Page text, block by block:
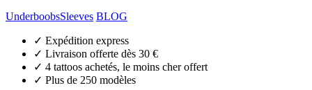
UnderboobsSleeves BLOG
✓ Expédition express
✓ Livraison offerte dès 30 €
✓ 4 tattoos achetés, le moins cher offert
✓ Plus de 250 modèles